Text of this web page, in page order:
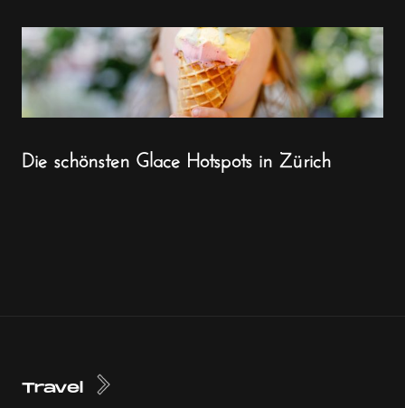
Die schönsten Glace Hotspots in Zürich
Travel